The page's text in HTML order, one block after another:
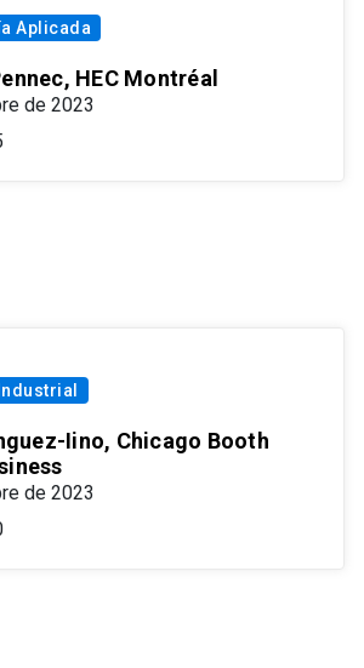
Aplicada
HEC Montréal
de 2023
Iino, Chicago Booth
de 2023